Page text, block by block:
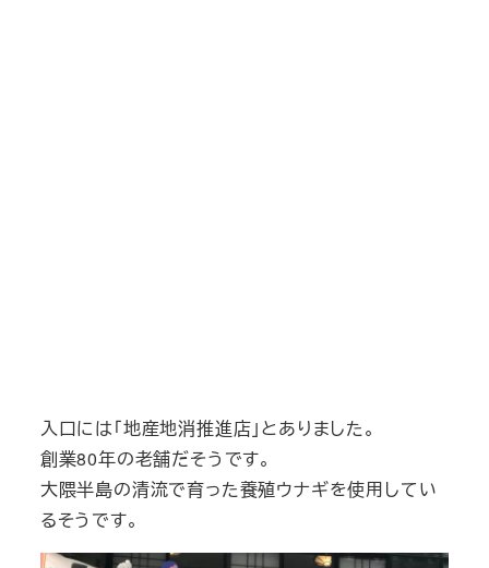
入口には「地産地消推進店」とありました。
創業80年の老舗だそうです。
大隈半島の清流で育った養殖ウナギを使用してい
るそうです。